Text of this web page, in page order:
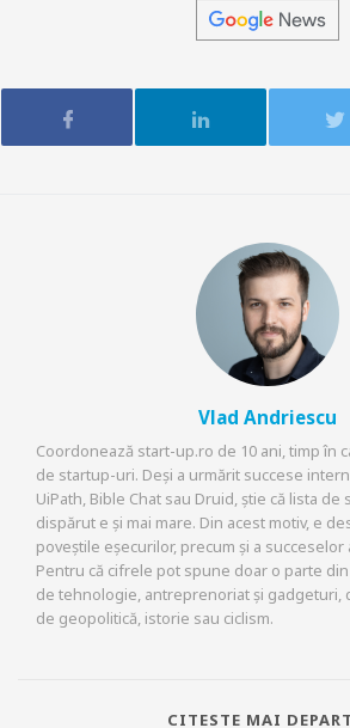
Vlad Andriescu
Coordonează start-up.ro de 10 ani, timp în
de startup-uri. Deși a urmărit succese
UiPath, Bible Chat sau Druid, știe că lista
dispărut e și mai mare. Din acest motiv, e
poveștile eșecurilor, precum și a
Pentru că cifrele pot spune doar o parte
de tehnologie, antreprenoriat și gadgeturi,
de geopolitică, istorie sau ciclism.
CITESTE MAI